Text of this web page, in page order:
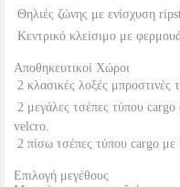
 Θηλιές ζώνης με ενίσχυση
 Κεντρικό κλείσιμο με
Αποθηκευτικοί Χώροι
 2 κλασικές λοξές μπροστινές
 2 μεγάλες τσέπες τύπου
velcro.
 2 πίσω τσέπες τύπου cargo
Επιλογή μεγέθους